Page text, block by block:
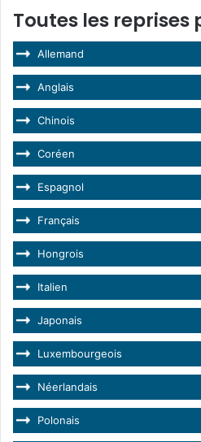
Toutes les reprises
Allemand
Anglais
Chinois
Coréen
Espagnol
Français
Hongrois
Italien
Japonais
Luxembourgeois
Néerlandais
Polonais